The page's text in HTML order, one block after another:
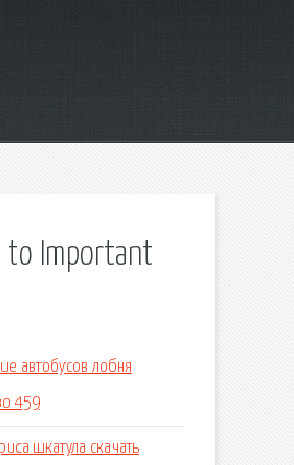
to Important
автобусов лобня
459
шкатула скачать